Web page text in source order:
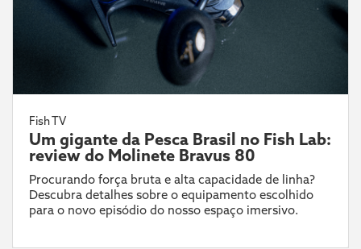
Fish TV
Um gigante da Pesca Brasil no Fish Lab:
review do Molinete Bravus 80
Procurando força bruta e alta capacidade de linha?
Descubra detalhes sobre o equipamento escolhido
para o novo episódio do nosso espaço imersivo.